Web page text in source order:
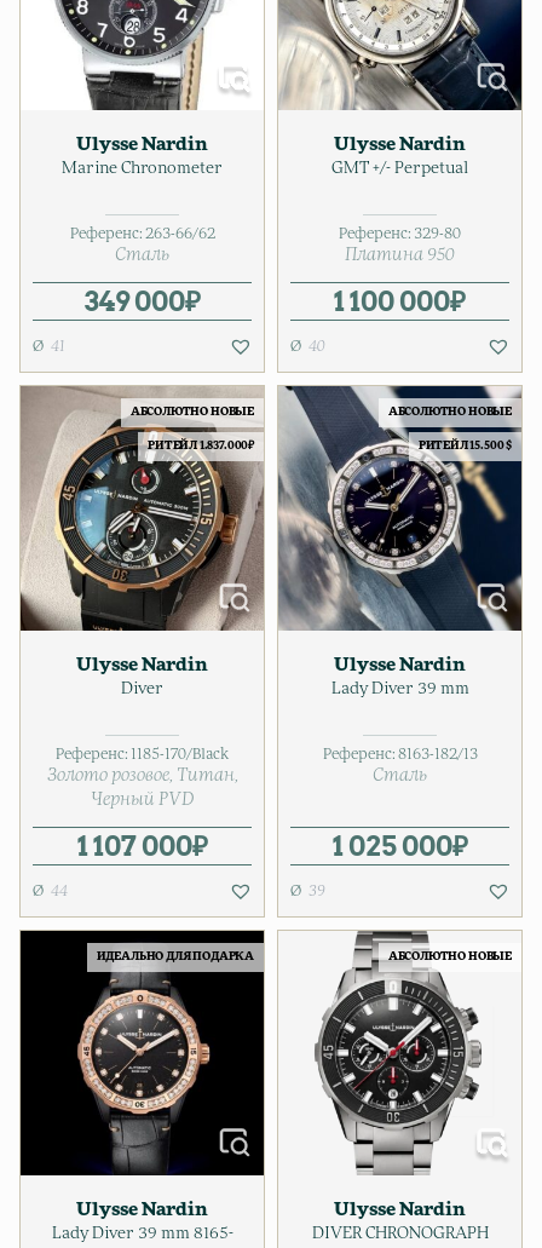
Ulysse Nardin
Marine Chronometer
Референс: 263-66/62
Сталь
349 000₽
41
Ulysse Nardin
GMT +/- Perpetual
Референс: 329-80
Платина 950
1 100 000₽
40
АБСОЛЮТНО НОВЫЕ
РИТЕЙЛ 1.837.000₽
Ulysse Nardin
Diver
Референс: 1185-170/Black
Золото розовое Титан
Черный PVD
1 107 000₽
44
АБСОЛЮТНО НОВЫЕ
РИТЕЙЛ 15.500 $
Ulysse Nardin
Lady Diver 39 mm
Референс: 8163-182/13
Сталь
1 025 000₽
39
ИДЕАЛЬНО ДЛЯ ПОДАРКА
Ulysse Nardin
Lady Diver 39 mm 8165-
АБСОЛЮТНО НОВЫЕ
Ulysse Nardin
DIVER CHRONOGRAPH